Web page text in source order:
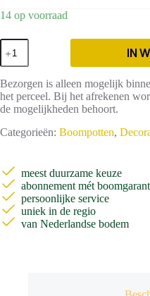
14 op voorraad
Boompot
Kerst
70L
cm
€
34,50
aantal
IN
Bezorgen is alleen mogelijk
het perceel. Bij het afrekenen
de mogelijkheden behoort.
Categorieën: Boompotten,
meest duurzame keuze
abonnement mét
persoonlijke service
uniek in de regio
van Nederlandse bodem